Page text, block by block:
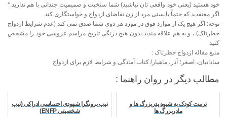
خود هستید (یعنی خود واقعی تان نباشید) شما سنخیت و صمیمیت چندانی با هم ندارید.*
اگر معتقدید که حتماً بایستی مرد از زن تقاضای ازدواج و خواستگاری کند.
توجه: اگر هیچ یک از موارد فوق در مورد هر دوی شما صدق نمی کند (عدم شرایط ازدواج
خطرناک) ، و به هم علاقه مندید بدون هیچ درنگی تاریخ مراسم عروسی خود را مشخص
کنید
منبع مقاله ازدواج خطرناک :
ساداتیان، اصغر؛ آذر، ماهیار/ کتاب آمادگی و شرایط لازم برای ازدواج
مطالب دیگر در روان راهنما :
تربیت کودک به شیوه پدربزرگ ها و
مادربزرگ ها
تیپ برونگرا شهودی احساسی ادراکی (تیپ
شخصیتی ENFP)